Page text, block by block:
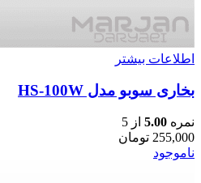
اطلاعات بیشتر
بخاری سوبو مدل HS-100W
نمره 5.00 از 5
255,000 تومان
ناموجود